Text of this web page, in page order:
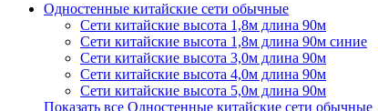
Одностенные китайские сети обычные
Сети китайские высота 1,8м длина 90м
Сети китайские высота 1,8м длина 90м синие
Сети китайские высота 3,0м длина 90м
Сети китайские высота 4,0м длина 90м
Сети китайские высота 5,0м длина 90м
Показать все Одностенные китайские сети обычные